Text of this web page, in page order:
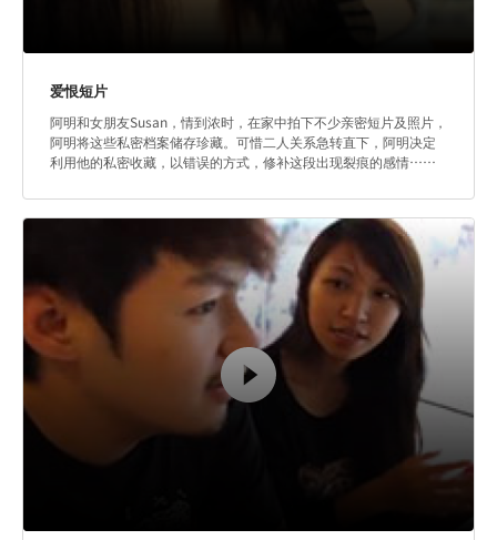
爱恨短片
阿明和女朋友Susan，情到浓时，在家中拍下不少亲密短片及照片，
阿明将这些私密档案储存珍藏。可惜二人关系急转直下，阿明决定
利用他的私密收藏，以错误的方式，修补这段出现裂痕的感情……